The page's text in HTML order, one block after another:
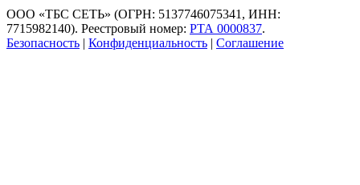
ООО «ТБС СЕТЬ» (ОГРН: 5137746075341, ИНН:
7715982140). Реестровый номер: РТА 0000837.
Безопасность | Конфиденциальность | Соглашение